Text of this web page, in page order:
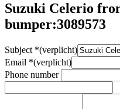
Suzuki Celerio
bumper:3089573
Subject *(verplicht)
Email *(verplicht)
Phone number